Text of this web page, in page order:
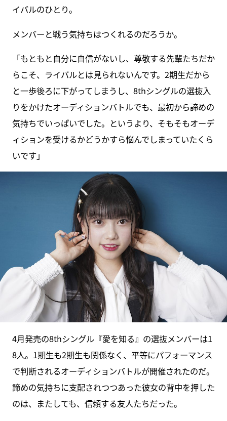
イバルのひとり。
メンバーと戦う気持ちはつくれるのだろうか。
「もともと自分に自信がないし、尊敬する先輩たちだか
らこそ、ライバルとは見られないんです。2期生だから
と一歩後ろに下がってしまうし、8thシングルの選抜入
りをかけたオーディションバトルでも、最初から諦めの
気持ちでいっぱいでした。というより、そもそもオーデ
ィションを受けるかどうかすら悩んでしまっていたくら
いです」
4月発売の8thシングル『愛を知る』の選抜メンバーは1
8人。1期生も2期生も関係なく、平等にパフォーマンス
で判断されるオーディションバトルが開催されたのだ。
諦めの気持ちに支配されつつあった彼女の背中を押した
のは、またしても、信頼する友人たちだった。